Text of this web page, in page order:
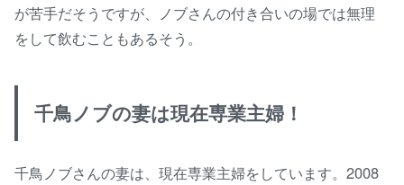
が苦手だそうですが、ノブさんの付き合いの場では無理
をして飲むこともあるそう。
千鳥ノブの妻は現在専業主婦！
千鳥ノブさんの妻は、現在専業主婦をしています。2008